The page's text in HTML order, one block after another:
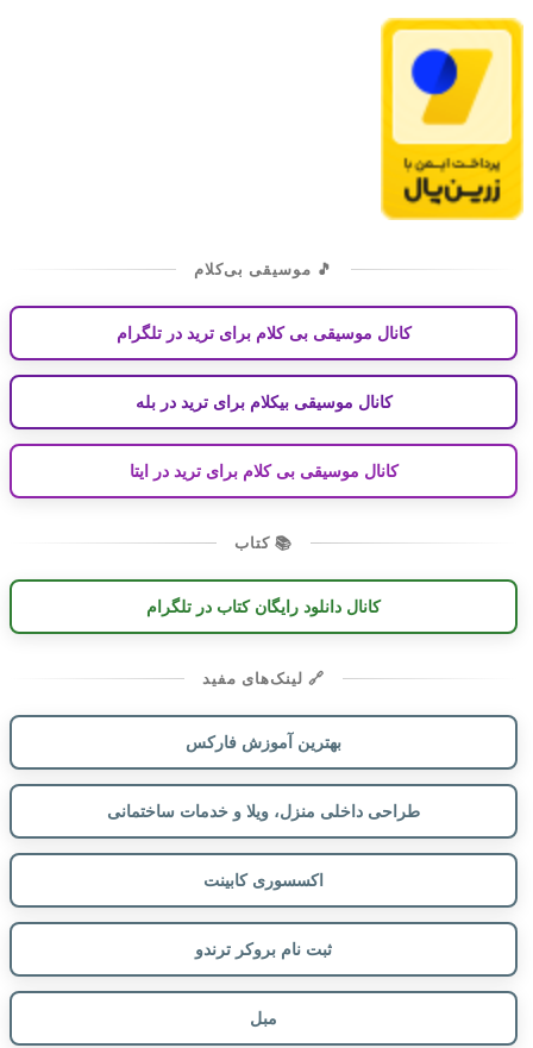
🎵 موسیقی بی‌کلام
کانال موسیقی بی کلام برای ترید در تلگرام
کانال موسیقی بیکلام برای ترید در بله
کانال موسیقی بی کلام برای ترید در ایتا
📚 کتاب
کانال دانلود رایگان کتاب در تلگرام
🔗 لینک‌های مفید
بهترین آموزش فارکس
طراحی داخلی منزل، ویلا و خدمات ساختمانی
اکسسوری کابینت
ثبت نام بروکر ترندو
مبل